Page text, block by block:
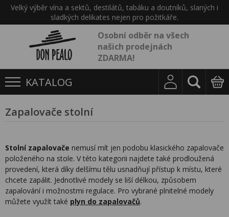
Velký výběr vína a sektů, destilátů, tabáku a doutníků, slaných i
sladkých delikates nejen pro požitkáře.
Osobní odběr na všech
našich prodejnách
ZDARMA!
KATALOG
Zapalovače stolní
Stolní zapalovače nemusí mít jen podobu klasického zapalovače
položeného na stole. V této kategorii najdete také prodloužená
provedení, která díky delšímu tělu usnadňují přístup k místu, které
chcete zapálit. Jednotlivé modely se liší délkou, způsobem
zapalování i možnostmi regulace. Pro vybrané plnitelné modely
můžete využít také plyn do zapalovačů.